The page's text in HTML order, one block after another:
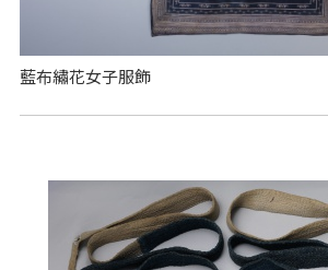
藍布繡花女子服飾